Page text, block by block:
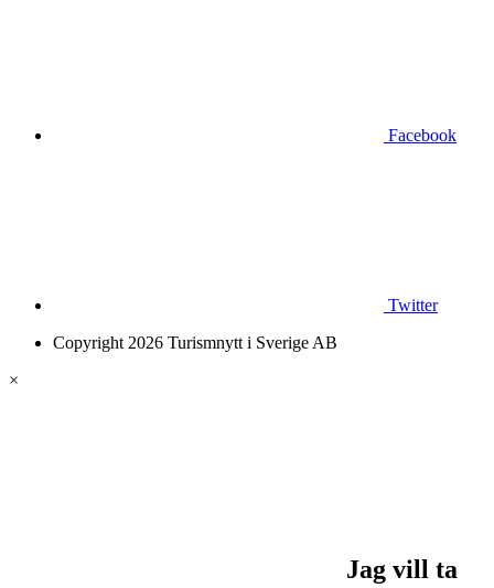
Facebook
Twitter
Copyright 2026 Turismnytt i Sverige AB
×
Jag vill ta